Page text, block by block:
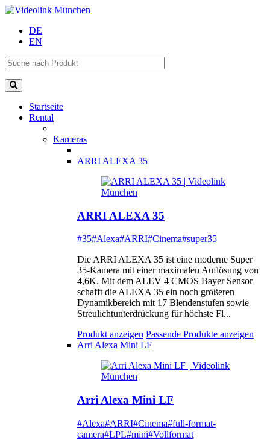
DE
EN
Startseite
Rental
Kameras
ARRI ALEXA 35
ARRI ALEXA 35
#35#Alexa#ARRI#Cinema#super35
Die ARRI ALEXA 35 ist eine moderne Super
35-Kamera mit einer maximalen Auflösung von
4,6K. Mit dem ALEV 4 CMOS Bayer Sensor
schafft die ALEXA 35 ein noch größeren
Dynamikbereich mit 17 Blendenstufen sowie
Streulichtunterdrückung für höchste Fl...
Produkt anzeigen Passende Produkte anzeigen
Arri Alexa Mini LF
Arri Alexa Mini LF
#Alexa#ARRI#Cinema#full-format-
camera#LPL#mini#Vollformat